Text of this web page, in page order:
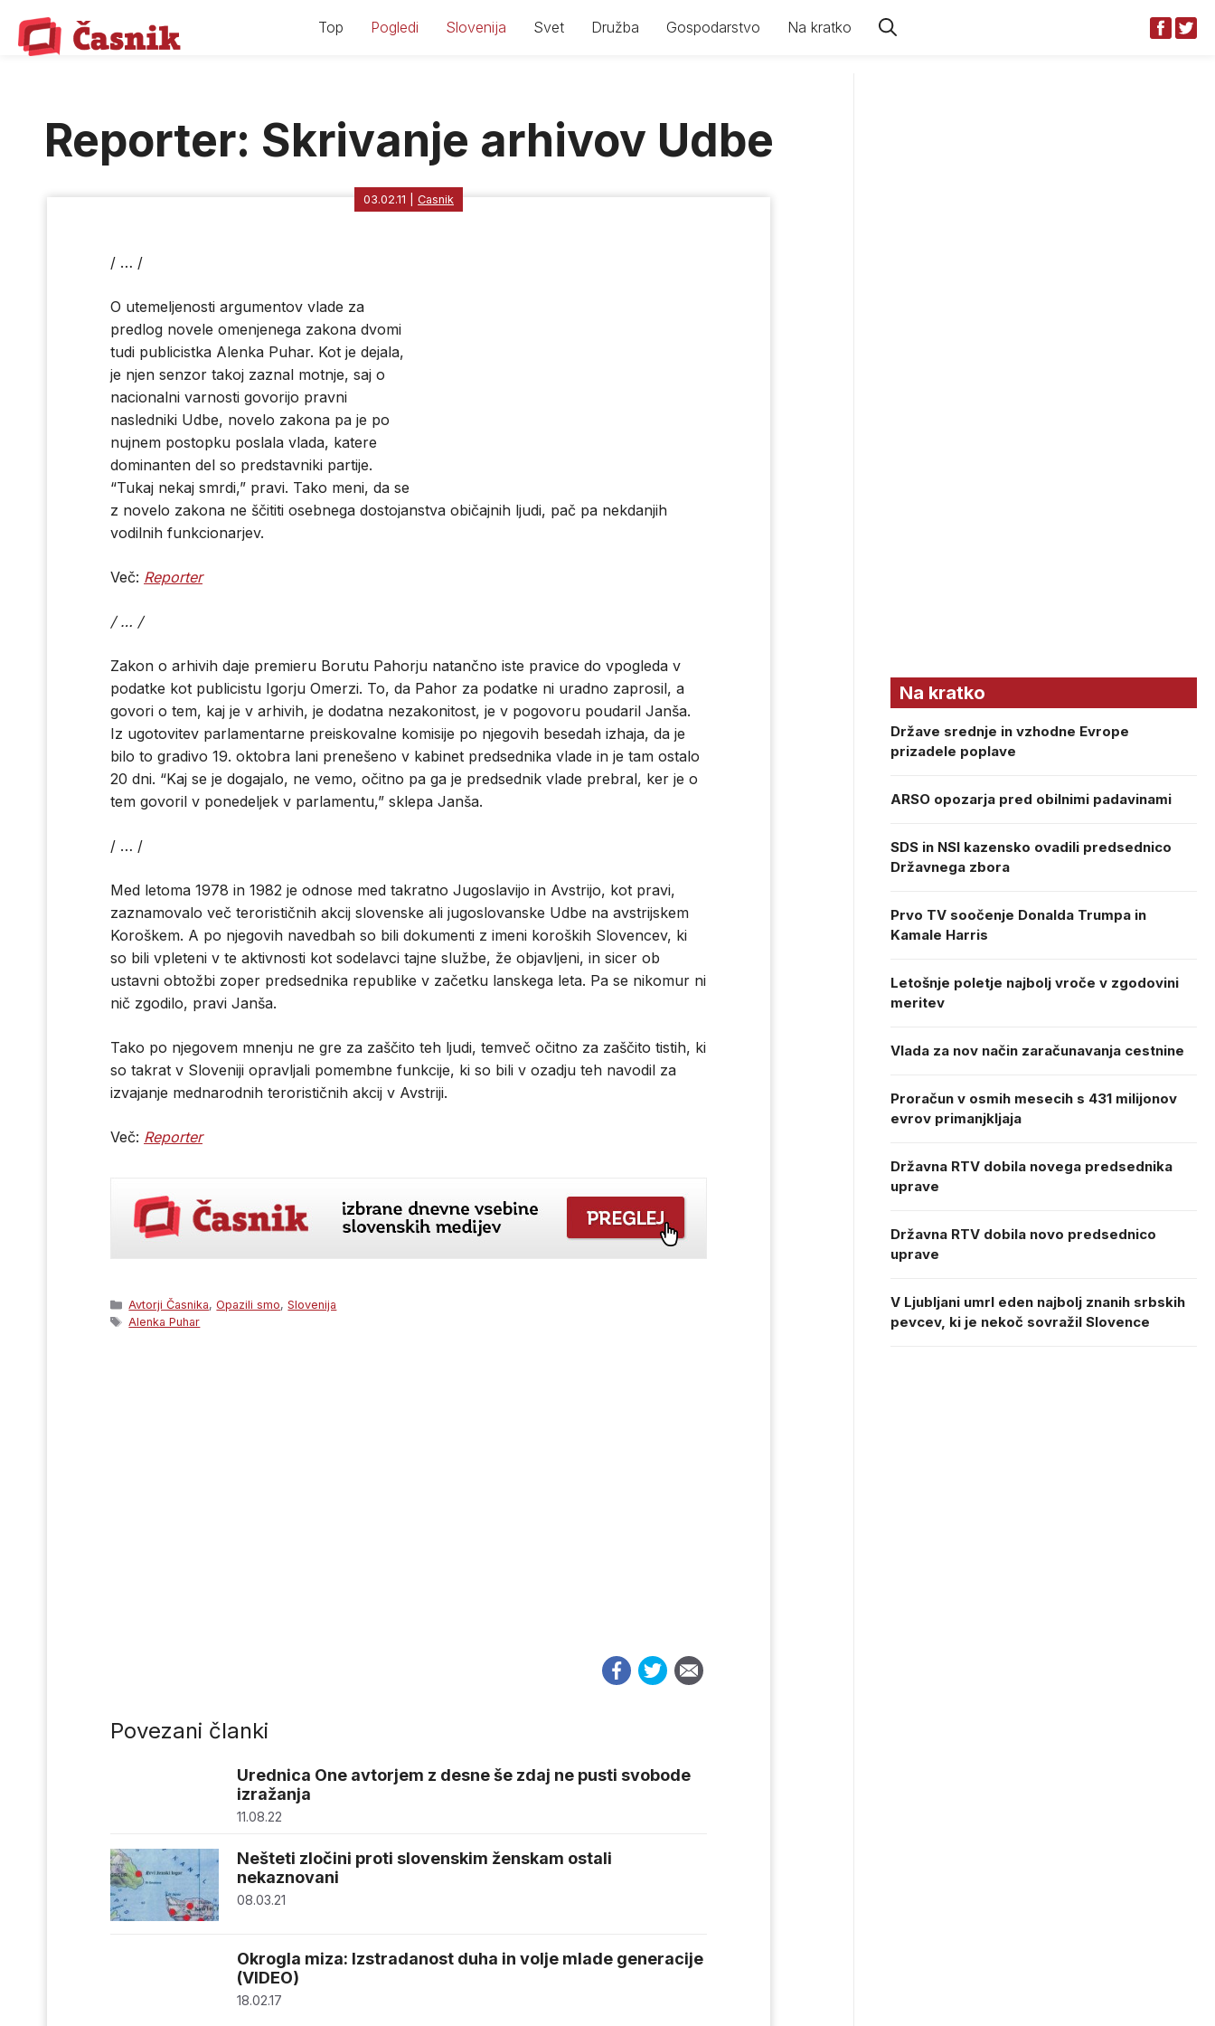
content
Top Pogledi Slovenija Svet Družba Gospodarstvo Na kratko
Reporter: Skrivanje arhivov Udbe
03.02.11 Casnik
/ … /
O utemeljenosti argumentov vlade za
predlog novele omenjenega zakona dvomi
tudi publicistka Alenka Puhar. Kot je dejala,
je njen senzor takoj zaznal motnje, saj o
nacionalni varnosti govorijo pravni
nasledniki Udbe, novelo zakona pa je po
nujnem postopku poslala vlada, katere
dominanten del so predstavniki partije.
“Tukaj nekaj smrdi,” pravi. Tako meni, da se
z novelo zakona ne ščititi osebnega dostojanstva običajnih ljudi, pač pa nekdanjih
vodilnih funkcionarjev.
Več: Reporter
/ … /
Zakon o arhivih daje premieru Borutu Pahorju natančno iste pravice do vpogleda v
podatke kot publicistu Igorju Omerzi. To, da Pahor za podatke ni uradno zaprosil, a
govori o tem, kaj je v arhivih, je dodatna nezakonitost, je v pogovoru poudaril Janša.
Iz ugotovitev parlamentarne preiskovalne komisije po njegovih besedah izhaja, da je
bilo to gradivo 19. oktobra lani prenešeno v kabinet predsednika vlade in je tam ostalo
20 dni. “Kaj se je dogajalo, ne vemo, očitno pa ga je predsednik vlade prebral, ker je o
tem govoril v ponedeljek v parlamentu,” sklepa Janša.
/ … /
Med letoma 1978 in 1982 je odnose med takratno Jugoslavijo in Avstrijo, kot pravi,
zaznamovalo več terorističnih akcij slovenske ali jugoslovanske Udbe na avstrijskem
Koroškem. A po njegovih navedbah so bili dokumenti z imeni koroških Slovencev, ki
so bili vpleteni v te aktivnosti kot sodelavci tajne službe, že objavljeni, in sicer ob
ustavni obtožbi zoper predsednika republike v začetku lanskega leta. Pa se nikomur ni
nič zgodilo, pravi Janša.
Tako po njegovem mnenju ne gre za zaščito teh ljudi, temveč očitno za zaščito tistih, ki
so takrat v Sloveniji opravljali pomembne funkcije, ki so bili v ozadju teh navodil za
izvajanje mednarodnih terorističnih akcij v Avstriji.
Več: Reporter
Categories
Avtorji Časnika,Opazili smo,Slovenija
Tags
Alenka Puhar
Povezani članki
Urednica One avtorjem z desne še zdaj ne pusti svobode
izražanja
11.08.22
Nešteti zločini proti slovenskim ženskam ostali
nekaznovani
08.03.21
Okrogla miza: Izstradanost duha in volje mlade generacije
(VIDEO)
18.02.17
Na kratko
Države srednje in vzhodne Evrope
prizadele poplave
ARSO opozarja pred obilnimi padavinami
SDS in NSI kazensko ovadili predsednico
Državnega zbora
Prvo TV soočenje Donalda Trumpa in
Kamale Harris
Letošnje poletje najbolj vroče v zgodovini
meritev
Vlada za nov način zaračunavanja cestnine
Proračun v osmih mesecih s 431 milijonov
evrov primanjkljaja
Državna RTV dobila novega predsednika
uprave
Državna RTV dobila novo predsednico
uprave
V Ljubljani umrl eden najbolj znanih srbskih
pevcev, ki je nekoč sovražil Slovence